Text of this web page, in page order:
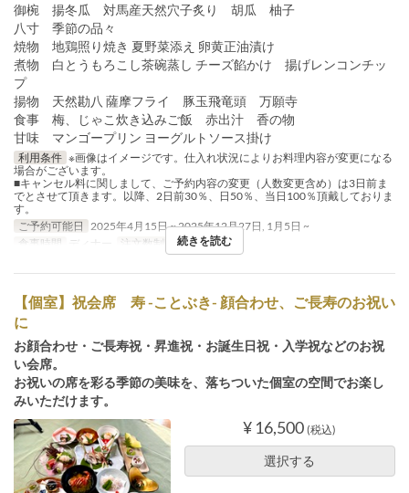
御椀 揚冬瓜 対馬産天然穴子炙り 胡瓜 柚子
八寸 季節の品々
焼物 地鶏照り焼き 夏野菜添え 卵黄正油漬け
煮物 白とうもろこし茶碗蒸し チーズ餡かけ 揚げレンコンチッ
プ
揚物 天然勘八 薩摩フライ 豚玉飛竜頭 万願寺
食事 梅、じゃこ炊き込みご飯 赤出汁 香の物
甘味 マンゴープリン ヨーグルトソース掛け
利用条件 ※画像はイメージです。仕入れ状況によりお料理内容が変更になる
場合がございます。
■キャンセル料に関しまして、ご予約内容の変更（人数変更含め）は3日前ま
でとさせて頂きます。以降、2日前30％、日50％、当日100％頂戴しておりま
す。
ご予約可能日
2025年4月15日 ~ 2025年12月27日, 1月5日 ~
食事時間
ディナー 注文数制限 2 ~
続きを読む
【個室】祝会席 寿 -ことぶき- 顔合わせ、ご長寿のお祝い
に
お顔合わせ・ご長寿祝・昇進祝・お誕生日祝・入学祝などのお祝
い会席。
お祝いの席を彩る季節の美味を、落ちついた個室の空間でお楽し
みいただけます。
¥ 16,500 (税込)
選択する